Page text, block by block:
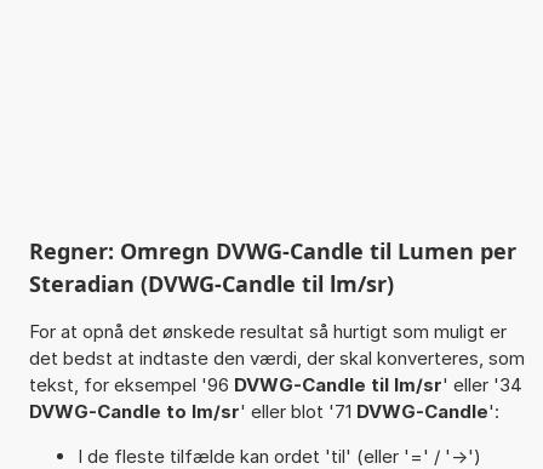
Regner: Omregn DVWG-Candle til Lumen per
Steradian (DVWG-Candle til lm/sr)
For at opnå det ønskede resultat så hurtigt som muligt er
det bedst at indtaste den værdi, der skal konverteres, som
tekst, for eksempel '96 DVWG-Candle til lm/sr' eller '34
DVWG-Candle to lm/sr' eller blot '71 DVWG-Candle':
I de fleste tilfælde kan ordet 'til' (eller '=' / '->')